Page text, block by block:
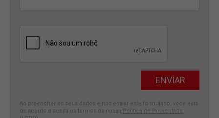
Ao preencher os seus dados e nos enviar este formulário, você está
de acordo e aceita os termos da nossa Política de Privacidade